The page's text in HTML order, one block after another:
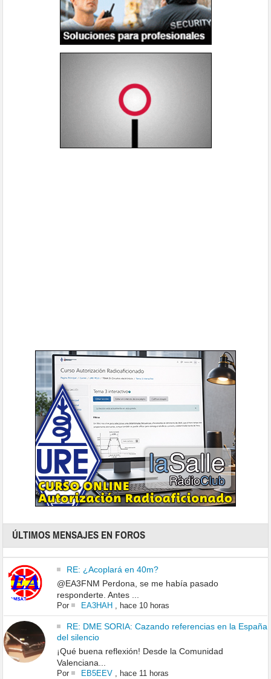
ÚLTIMOS MENSAJES EN FOROS
RE: ¿Acoplará en 40m?
@EA3FNM Perdona, se me había pasado
responderte. Antes ...
Por EA3HAH , hace 10 horas
RE: DME SORIA: Cazando referencias en la España
del silencio
¡Qué buena reflexión! Desde la Comunidad
Valenciana...
Por EB5EEV, hace 11 horas